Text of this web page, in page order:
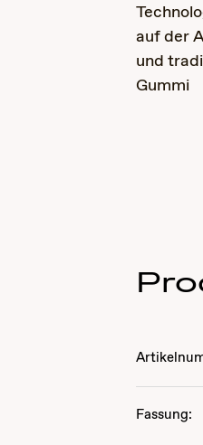
auf der
und
Gummi
Fassung: